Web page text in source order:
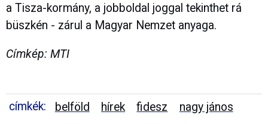
a Tisza-kormány, a jobboldal joggal tekinthet rá
büszkén - zárul a Magyar Nemzet anyaga.
Címkép: MTI
címkék: belföld hírek fidesz nagy jános